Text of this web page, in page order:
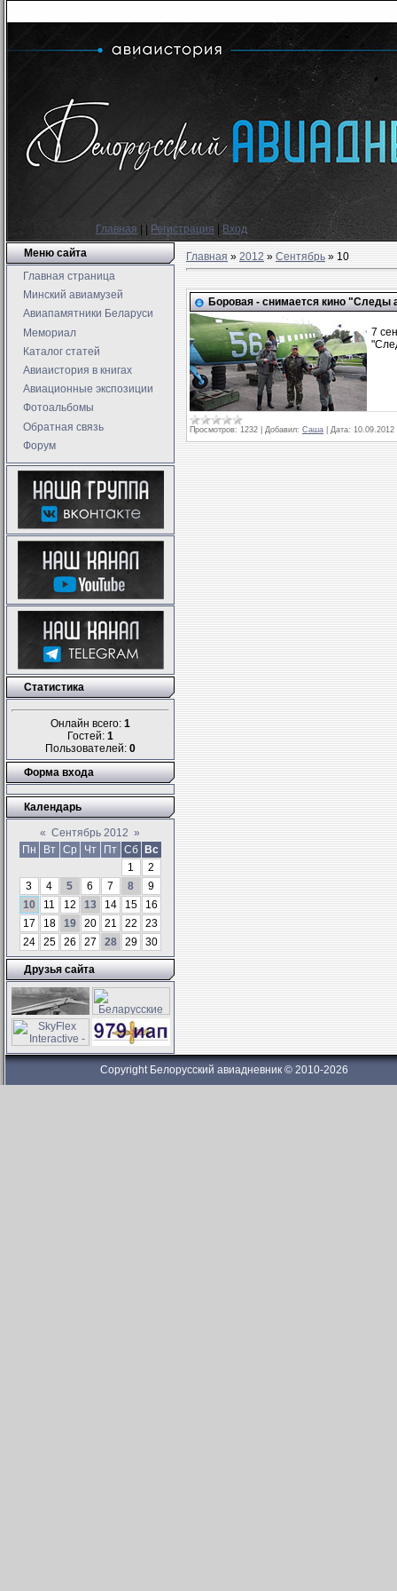
Главная Регистрация
Вход
Меню сайта
Главная страница
Минский авиамузей
Авиапамятники Беларуси
Мемориал
Каталог статей
Авиаистория в книгах
Авиационные экспозиции
Фотоальбомы
Обратная связь
Форум
Статистика
Онлайн всего: 1
Гостей: 1
Пользователей: 0
Форма входа
Календарь
« Сентябрь 2012 »
Пн
Вт Ср Чт Пт Сб
Вс
1
2
3
4 5 6 7 8
9
10
11 12 13 14 15
16
17
18 19 20 21 22
23
24
25 26 27 28 29 30
Друзья сайта
Главная»2012 » Сентябрь » 10
Боровая - снимается кино "Следы
7
Просмотров: 1232 Добавил: Саша Дата: 10.09.2012
Copyright Белорусский авиадневник © 2010-2026